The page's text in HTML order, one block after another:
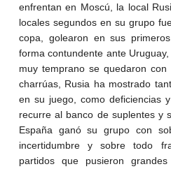
enfrentan en Moscú, la local
locales segundos en su grupo
copa, golearon en sus
forma contundente ante
muy temprano se quedaron
charrúas, Rusia ha mostrado
en su juego, como deficiencias
recurre al banco de suplentes y
España ganó su grupo con
incertidumbre y sobre todo
partidos que pusieron